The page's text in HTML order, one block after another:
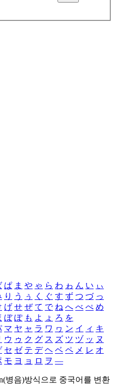
ぱ ま や ゃ ら わ ゎ ん い ぃ
り う ぅ く ぐ す ず つ づ っ
げ せ ぜ て で ね へ べ ぺ め
ぼ ぽ も よ ょ ろ を
マ ヤ ャ ラ ワ ヮ ン イ ィ キ
ウ ゥ ク グ ス ズ ツ ヅ ッ ヌ
セ ゼ テ デ ヘ ベ ペ メ レ オ
モ ヨ ョ ロ ヲ ―
병음)방식으로 중국어를 변환